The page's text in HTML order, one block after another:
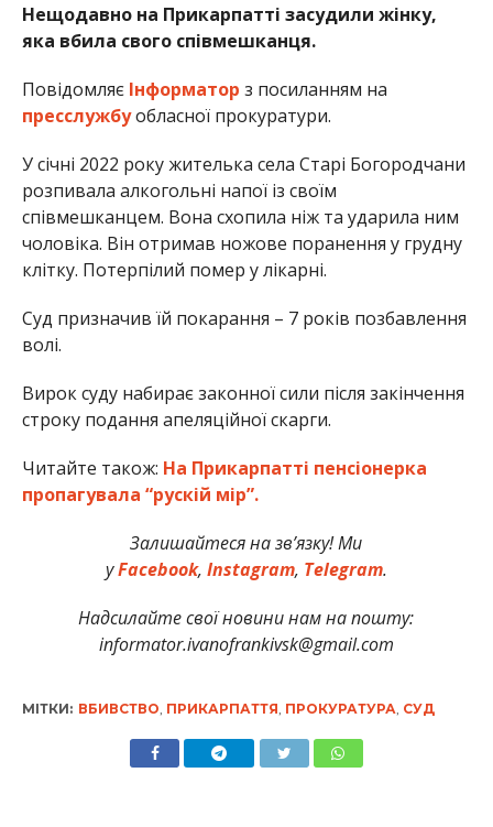
Нещодавно на Прикарпатті засудили жінку,
яка вбила свого співмешканця.
Повідомляє Інформатор з посиланням на
пресслужбуобласної прокуратури.
У січні 2022 року жителька села Старі Богородчани
розпивала алкогольні напої із своїм
співмешканцем. Вона схопила ніж та ударила ним
чоловіка. Він отримав ножове поранення у грудну
клітку. Потерпілий помер у лікарні.
Суд призначив їй покарання – 7 років позбавлення
волі.
Вирок суду набирає законної сили після закінчення
строку подання апеляційної скарги.
Читайте також: На Прикарпатті пенсіонерка
пропагувала “рускій мір”.
Залишайтеся на зв’язку! Ми
уFacebook, Instagram, Telegram.
Надсилайте свої новини нам на пошту:
informator.ivanofrankivsk@gmail.com
МІТКИ: ВБИВСТВО ПРИКАРПАТТЯ ПРОКУРАТУРА СУД